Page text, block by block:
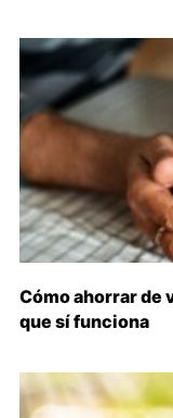
Cómo ahorrar de
que sí funciona